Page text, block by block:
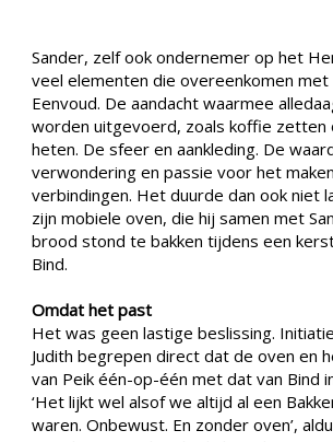
Sander, zelf ook ondernemer op het
veel elementen die overeenkomen met
Eenvoud. De aandacht waarmee
worden uitgevoerd, zoals koffie zetten
heten. De sfeer en aankleding. De
verwondering en passie voor het
verbindingen. Het duurde dan ook niet
zijn mobiele oven, die hij samen met
brood stond te bakken tijdens een
Bind.
Omdat het past
Het was geen lastige beslissing.
Judith begrepen direct dat de oven en
van Peik één-op-één met dat van Bind
‘Het lijkt wel alsof we altijd al een
waren. Onbewust. En zonder oven’,